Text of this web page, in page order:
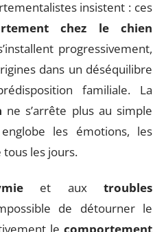
insistent : ces
chez le chien
progressivement,
dans un déséquilibre
familiale. La
ne s’arrête plus au simple
les émotions, les
les jours.
et aux troubles
de détourner le